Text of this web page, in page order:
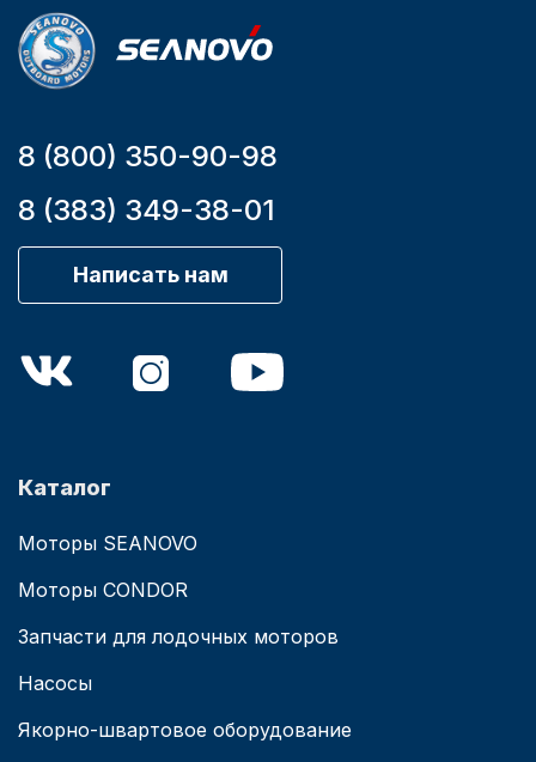
8 (800) 350-90-98
8 (383) 349-38-01
Написать нам
Каталог
Моторы SEANOVO
Моторы CONDOR
Запчасти для лодочных моторов
Насосы
Якорно-швартовое оборудование